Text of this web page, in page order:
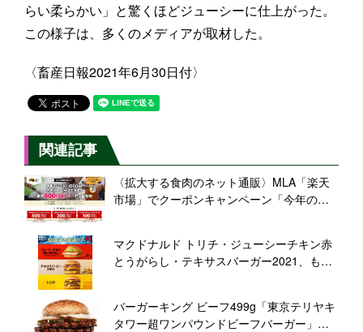
らい柔らかい」と驚くほどジューシーに仕上がった。
この様子は、多くのメディアが取材した。
〈畜産日報2021年6月30日付〉
関連記事
〈拡大する食肉のネット通販〉MLA「楽天
市場」でクーポンキャンペーン「今年のバ
マクドナルド トリチ・ジューシーチキン赤
とうがらし・テキサスバーガー2021、もう
バーガーキング ビーフ499g「東京テリヤキ
タワー超ワンパウンドビーフバーガー」発